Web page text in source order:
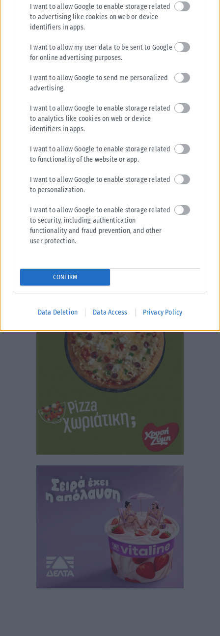
I want to allow Google to enable storage related
to advertising like cookies on web or device
identifiers in apps.
I want to allow my user data to be sent to Google
for online advertising purposes.
I want to allow Google to send me personalized
advertising.
I want to allow Google to enable storage related
to analytics like cookies on web or device
identifiers in apps.
I want to allow Google to enable storage related
to functionality of the website or app.
I want to allow Google to enable storage related
to personalization.
I want to allow Google to enable storage related
to security, including authentication
functionality and fraud prevention, and other
user protection.
CONFIRM
Data Deletion Data Access Privacy Policy
ΘΕΣΣΑΛΟΝΊΚΗ
Θεσσαλονίκη: Πυρκαγιά σε χαμηλή βλάστηση στη Σίνδο
Πυρκαγιά σε χαμηλή βλάστηση ξέσπασε πριν από λίγη ώρα στη Σίνδο
Θεσσαλονίκης. Στο έργο της κατάσβεσης λαμβάνουν μέρος 25
ΑΝΑΡΤΉΘΗΚΕ ΑΠΌKARFITSANEWS 08/08/2026